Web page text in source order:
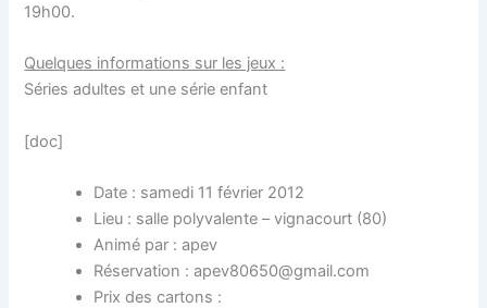
19h00.
Quelques informations sur les jeux :
Séries adultes et une série enfant
[doc]
Date : samedi 11 février 2012
Lieu : salle polyvalente – vignacourt (80)
Animé par : apev
Réservation : apev80650@gmail.com
Prix des cartons :